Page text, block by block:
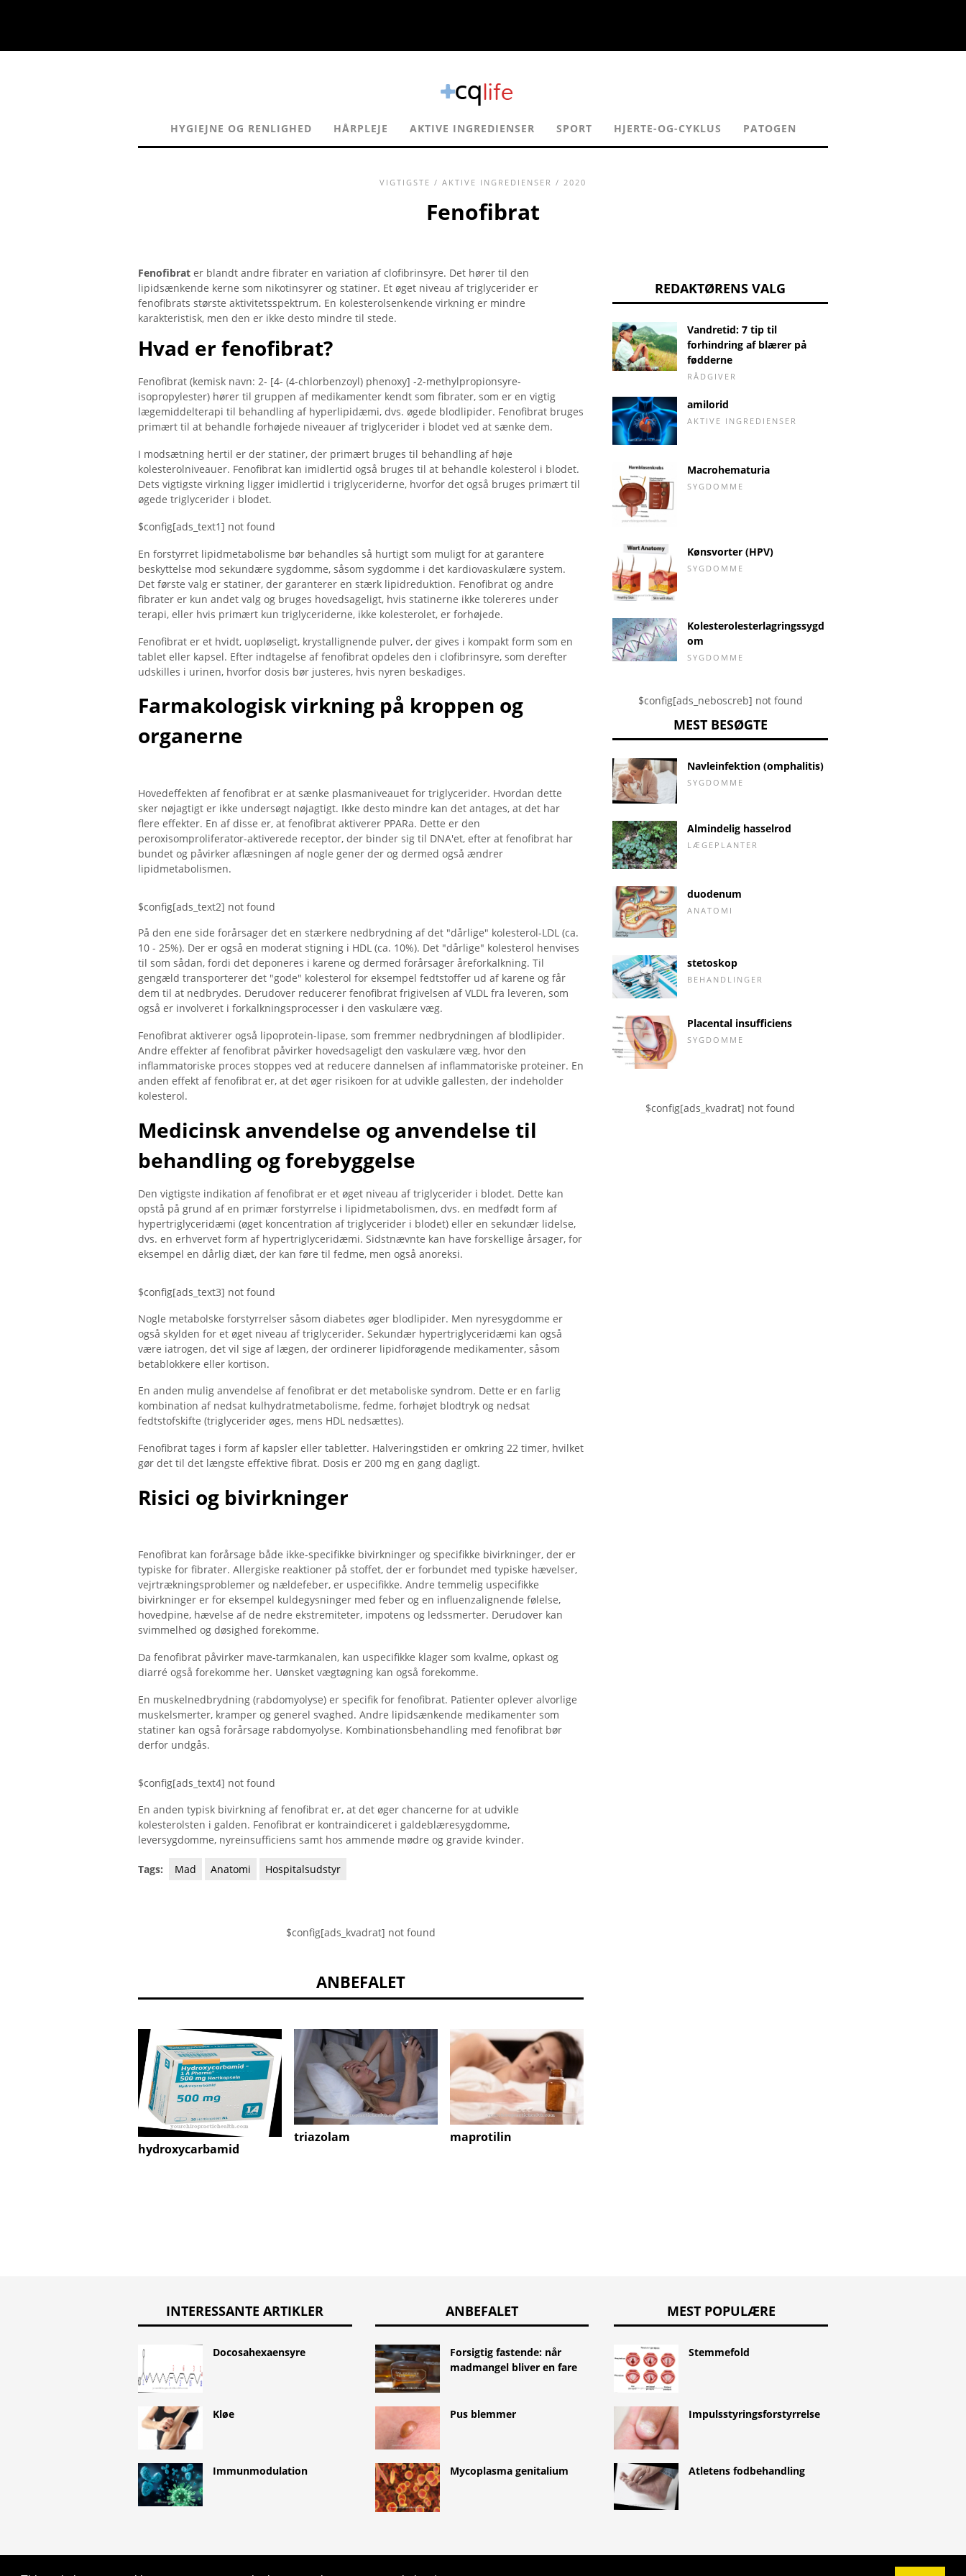
HYGIEJNE OG RENLIGHED HÅRPLEJE AKTIVE INGREDIENSER SPORT HJERTE-OG-CYKLUS PATOGEN
VIGTIGSTE / AKTIVE INGREDIENSER / 2020
Fenofibrat
Fenofibrat er blandt andre fibrater en variation af clofibrinsyre. Det hører til den
lipidsænkende kerne som nikotinsyrer og statiner. Et øget niveau af triglycerider er
fenofibrats største aktivitetsspektrum. En kolesterolsenkende virkning er mindre
karakteristisk, men den er ikke desto mindre til stede.
Hvad er fenofibrat?
Fenofibrat (kemisk navn: 2- [4- (4-chlorbenzoyl) phenoxy] -2-methylpropionsyre-
isopropylester) hører til gruppen af ​​medikamenter kendt som fibrater, som er en vigtig
lægemiddelterapi til behandling af hyperlipidæmi, dvs. øgede blodlipider. Fenofibrat bruges
primært til at behandle forhøjede niveauer af triglycerider i blodet ved at sænke dem.
I modsætning hertil er der statiner, der primært bruges til behandling af høje
kolesterolniveauer. Fenofibrat kan imidlertid også bruges til at behandle kolesterol i blodet.
Dets vigtigste virkning ligger imidlertid i triglyceriderne, hvorfor det også bruges primært til
øgede triglycerider i blodet.
$config[ads_text1] not found
En forstyrret lipidmetabolisme bør behandles så hurtigt som muligt for at garantere
beskyttelse mod sekundære sygdomme, såsom sygdomme i det kardiovaskulære system.
Det første valg er statiner, der garanterer en stærk lipidreduktion. Fenofibrat og andre
fibrater er kun andet valg og bruges hovedsageligt, hvis statinerne ikke tolereres under
terapi, eller hvis primært kun triglyceriderne, ikke kolesterolet, er forhøjede.
Fenofibrat er et hvidt, uopløseligt, krystallignende pulver, der gives i kompakt form som en
tablet eller kapsel. Efter indtagelse af fenofibrat opdeles den i clofibrinsyre, som derefter
udskilles i urinen, hvorfor dosis bør justeres, hvis nyren beskadiges.
Farmakologisk virkning på kroppen og
organerne
Hovedeffekten af ​​fenofibrat er at sænke plasmaniveauet for triglycerider. Hvordan dette
sker nøjagtigt er ikke undersøgt nøjagtigt. Ikke desto mindre kan det antages, at det har
flere effekter. En af disse er, at fenofibrat aktiverer PPARa. Dette er den
peroxisomproliferator-aktiverede receptor, der binder sig til DNA'et, efter at fenofibrat har
bundet og påvirker aflæsningen af ​​nogle gener der og dermed også ændrer
lipidmetabolismen.
$config[ads_text2] not found
På den ene side forårsager det en stærkere nedbrydning af det "dårlige" kolesterol-LDL (ca.
10 - 25%). Der er også en moderat stigning i HDL (ca. 10%). Det "dårlige" kolesterol henvises
til som sådan, fordi det deponeres i karene og dermed forårsager åreforkalkning. Til
gengæld transporterer det "gode" kolesterol for eksempel fedtstoffer ud af karene og får
dem til at nedbrydes. Derudover reducerer fenofibrat frigivelsen af ​​VLDL fra leveren, som
også er involveret i forkalkningsprocesser i den vaskulære væg.
Fenofibrat aktiverer også lipoprotein-lipase, som fremmer nedbrydningen af ​​blodlipider.
Andre effekter af fenofibrat påvirker hovedsageligt den vaskulære væg, hvor den
inflammatoriske proces stoppes ved at reducere dannelsen af ​​inflammatoriske proteiner. En
anden effekt af fenofibrat er, at det øger risikoen for at udvikle gallesten, der indeholder
kolesterol.
Medicinsk anvendelse og anvendelse til
behandling og forebyggelse
Den vigtigste indikation af fenofibrat er et øget niveau af triglycerider i blodet. Dette kan
opstå på grund af en primær forstyrrelse i lipidmetabolismen, dvs. en medfødt form af
hypertriglyceridæmi (øget koncentration af triglycerider i blodet) eller en sekundær lidelse,
dvs. en erhvervet form af hypertriglyceridæmi. Sidstnævnte kan have forskellige årsager, for
eksempel en dårlig diæt, der kan føre til fedme, men også anoreksi.
$config[ads_text3] not found
Nogle metabolske forstyrrelser såsom diabetes øger blodlipider. Men nyresygdomme er
også skylden for et øget niveau af triglycerider. Sekundær hypertriglyceridæmi kan også
være iatrogen, det vil sige af lægen, der ordinerer lipidforøgende medikamenter, såsom
betablokkere eller kortison.
En anden mulig anvendelse af fenofibrat er det metaboliske syndrom. Dette er en farlig
kombination af nedsat kulhydratmetabolisme, fedme, forhøjet blodtryk og nedsat
fedtstofskifte (triglycerider øges, mens HDL nedsættes).
Fenofibrat tages i form af kapsler eller tabletter. Halveringstiden er omkring 22 timer, hvilket
gør det til det længste effektive fibrat. Dosis er 200 mg en gang dagligt.
Risici og bivirkninger
Fenofibrat kan forårsage både ikke-specifikke bivirkninger og specifikke bivirkninger, der er
typiske for fibrater. Allergiske reaktioner på stoffet, der er forbundet med typiske hævelser,
vejrtrækningsproblemer og nældefeber, er uspecifikke. Andre temmelig uspecifikke
bivirkninger er for eksempel kuldegysninger med feber og en influenzalignende følelse,
hovedpine, hævelse af de nedre ekstremiteter, impotens og ledssmerter. Derudover kan
svimmelhed og døsighed forekomme.
Da fenofibrat påvirker mave-tarmkanalen, kan uspecifikke klager som kvalme, opkast og
diarré også forekomme her. Uønsket vægtøgning kan også forekomme.
En muskelnedbrydning (rabdomyolyse) er specifik for fenofibrat. Patienter oplever alvorlige
muskelsmerter, kramper og generel svaghed. Andre lipidsænkende medikamenter som
statiner kan også forårsage rabdomyolyse. Kombinationsbehandling med fenofibrat bør
derfor undgås.
$config[ads_text4] not found
En anden typisk bivirkning af fenofibrat er, at det øger chancerne for at udvikle
kolesterolsten i galden. Fenofibrat er kontraindiceret i galdeblæresygdomme,
leversygdomme, nyreinsufficiens samt hos ammende mødre og gravide kvinder.
Tags: Mad Anatomi Hospitalsudstyr
$config[ads_kvadrat] not found
ANBEFALET
hydroxycarbamid
triazolam maprotilin
REDAKTØRENS VALG
Vandretid: 7 tip til
forhindring af blærer på
fødderne
RÅDGIVER
amilorid
AKTIVE INGREDIENSER
Macrohematuria
SYGDOMME
Kønsvorter (HPV)
SYGDOMME
Kolesterolesterlagringssygd
om
SYGDOMME
$config[ads_neboscreb] not found
MEST BESØGTE
Navleinfektion (omphalitis)
SYGDOMME
Almindelig hasselrod
LÆGEPLANTER
duodenum
ANATOMI
stetoskop
BEHANDLINGER
Placental insufficiens
SYGDOMME
$config[ads_kvadrat] not found
INTERESSANTE ARTIKLER
Docosahexaensyre
Kløe
Immunmodulation
ANBEFALET
Forsigtig fastende: når
madmangel bliver en fare
Pus blemmer
Mycoplasma genitalium
MEST POPULÆRE
Stemmefold
Impulsstyringsforstyrrelse
Atletens fodbehandling